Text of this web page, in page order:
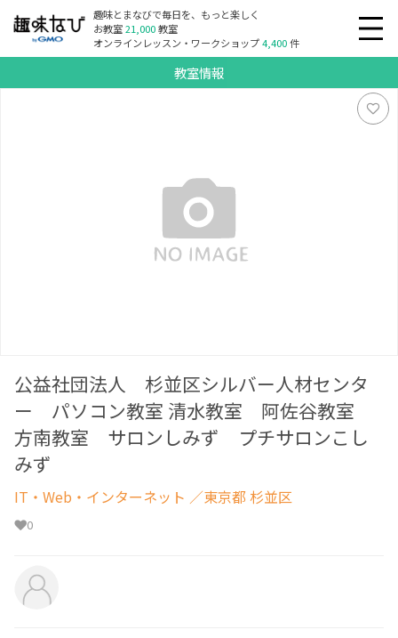
趣味とまなびで毎日を、もっと楽しく
お教室21,000教室
オンラインレッスン・ワークショップ4,400件
教室情報
公益社団法人 杉並区シルバー人材センタ
ー パソコン教室 清水教室 阿佐谷教室
方南教室 サロンしみず プチサロンこし
みず
IT・Web・インターネット ／東京都 杉並区
0